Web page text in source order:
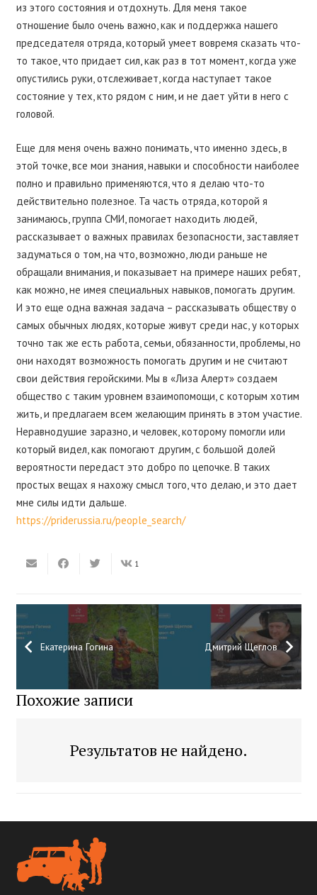
из этого состояния и отдохнуть. Для меня такое
отношение было очень важно, как и поддержка нашего
председателя отряда, который умеет вовремя сказать что-
то такое, что придает сил, как раз в тот момент, когда уже
опустились руки, отслеживает, когда наступает такое
состояние у тех, кто рядом с ним, и не дает уйти в него с
головой.
Еще для меня очень важно понимать, что именно здесь, в
этой точке, все мои знания, навыки и способности наиболее
полно и правильно применяются, что я делаю что-то
действительно полезное. Та часть отряда, которой я
занимаюсь, группа СМИ, помогает находить людей,
рассказывает о важных правилах безопасности, заставляет
задуматься о том, на что, возможно, люди раньше не
обращали внимания, и показывает на примере наших ребят,
как можно, не имея специальных навыков, помогать другим.
И это еще одна важная задача – рассказывать обществу о
самых обычных людях, которые живут среди нас, у которых
точно так же есть работа, семьи, обязанности, проблемы, но
они находят возможность помогать другим и не считают
свои действия геройскими. Мы в «Лиза Алерт» создаем
общество с таким уровнем взаимопомощи, с которым хотим
жить, и предлагаем всем желающим принять в этом участие.
Неравнодушие заразно, и человек, которому помогли или
который видел, как помогают другим, с большой долей
вероятности передаст это добро по цепочке. В таких
простых вещах я нахожу смысл того, что делаю, и это дает
мне силы идти дальше.
https://priderussia.ru/people_search/
1
Екатерина Гогина Дмитрий Щеглов
Похожие записи
Результатов не найдено.